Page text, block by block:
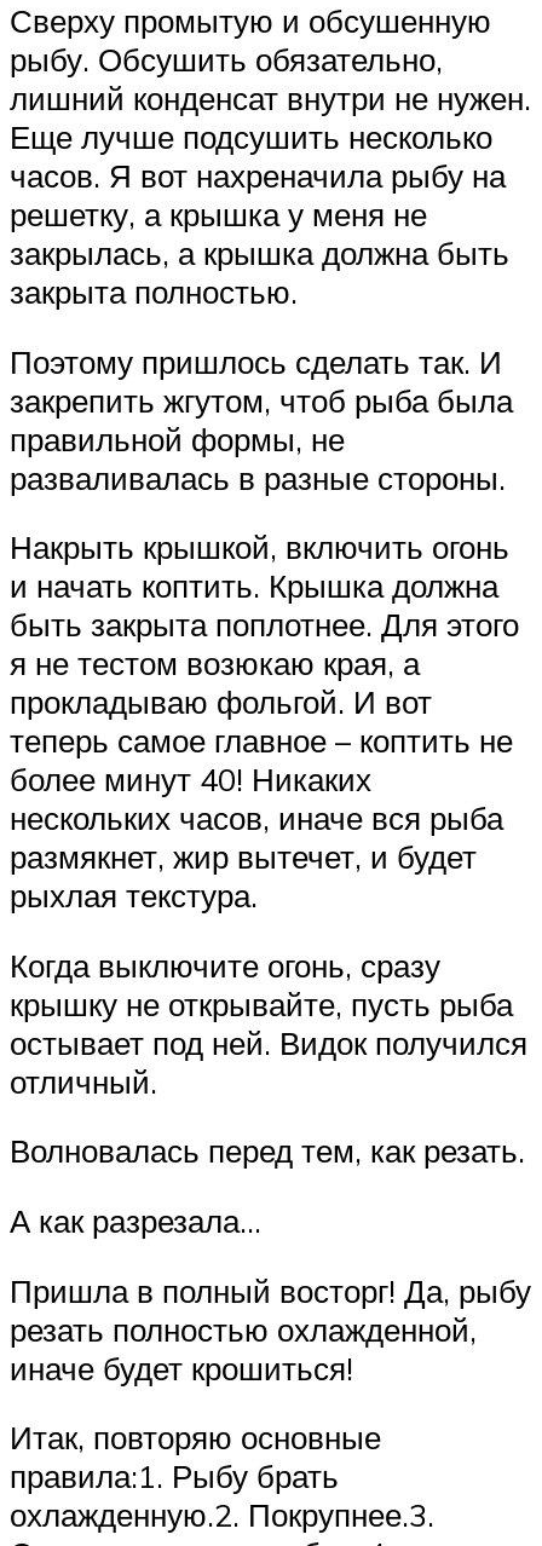
Сверху промытую и обсушенную
рыбу. Обсушить обязательно,
лишний конденсат внутри не нужен.
Еще лучше подсушить несколько
часов. Я вот нахреначила рыбу на
решетку, а крышка у меня не
закрылась, а крышка должна быть
закрыта полностью.
Поэтому пришлось сделать так. И
закрепить жгутом, чтоб рыба была
правильной формы, не
разваливалась в разные стороны.
Накрыть крышкой, включить огонь
и начать коптить. Крышка должна
быть закрыта поплотнее. Для этого
я не тестом возюкаю края, а
прокладываю фольгой. И вот
теперь самое главное – коптить не
более минут 40! Никаких
нескольких часов, иначе вся рыба
размякнет, жир вытечет, и будет
рыхлая текстура.
Когда выключите огонь, сразу
крышку не открывайте, пусть рыба
остывает под ней. Видок получился
отличный.
Волновалась перед тем, как резать.
А как разрезала…
Пришла в полный восторг! Да, рыбу
резать полностью охлажденной,
иначе будет крошиться!
Итак, повторяю основные
правила:1. Рыбу брать
охлажденную.2. Покрупнее.3.